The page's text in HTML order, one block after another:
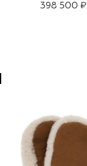
398 500 ₽